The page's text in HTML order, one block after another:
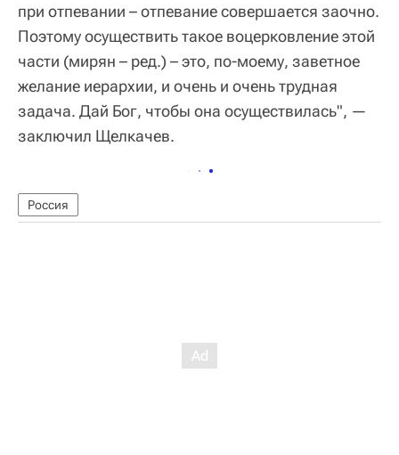
при отпевании – отпевание совершается заочно.
Поэтому осуществить такое воцерковление этой
части (мирян – ред.) – это, по-моему, заветное
желание иерархии, и очень и очень трудная
задача. Дай Бог, чтобы она осуществилась", —
заключил Щелкачев.
Россия